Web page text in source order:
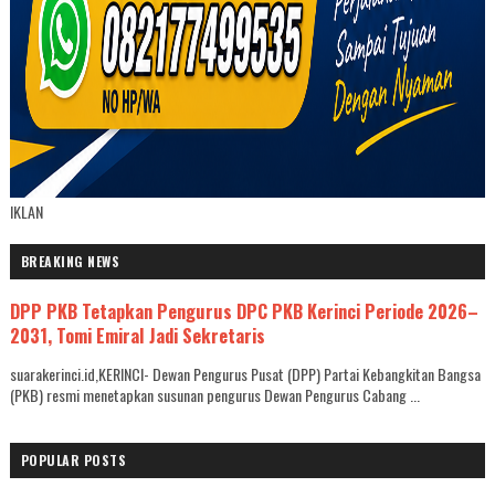
IKLAN
BREAKING NEWS
DPP PKB Tetapkan Pengurus DPC PKB Kerinci Periode 2026–
2031, Tomi Emiral Jadi Sekretaris
suarakerinci.id,KERINCI- Dewan Pengurus Pusat (DPP) Partai Kebangkitan Bangsa
(PKB) resmi menetapkan susunan pengurus Dewan Pengurus Cabang ...
POPULAR POSTS